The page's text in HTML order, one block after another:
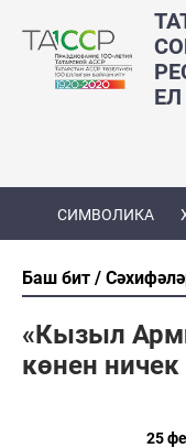
ЕЛ
СИМВОЛИКА
Баш бит
«Кызыл
көнен
25